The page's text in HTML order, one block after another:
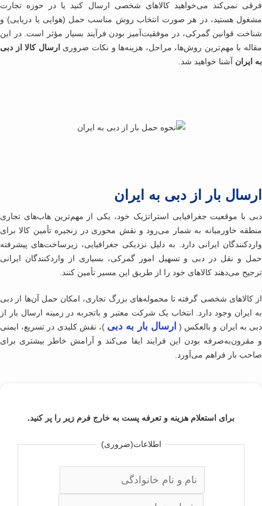
نمی‌کند می‌خواهید کالاهای شخصی ارسال کنید یا در حوزه تجارت
هستید، در هر صورت انتخاب روش مناسب حمل (هوایی یا دریایی) و
قوانین گمرکی، در موفقیت‌آمیز بودن فرآیند بسیار مؤثر است. در این
با مهم‌ترین روش‌ها، مراحل، هزینه‌ها و نکات ضروریارسال کالا از دبی
آشنا خواهید شد.
بار از دبی به ایران
با موقعیت جغرافیایی استراتژیک خود، یکی از مهم‌ترین هاب‌های تجاری
خاورمیانه به شمار می‌رود و نقش محوری در زنجیره تأمین کالا برای
ایرانی دارد. به دلیل نزدیکی جغرافیایی، زیرساخت‌های پیشرفته
‌و نقل در دبی و تسهیل امور گمرکی، بسیاری از واردکنندگان ایرانی
می‌دهند کالاهای خود را از طریق این مسیر تأمین کنند.
کالاهای شخصی گرفته تا محموله‌های بزرگ تجاری، امکان حمل آن‌ها از دبی
ایران وجود دارد. انتخاب یک شرکت معتبر و با‌تجربه در زمینه ارسال بار از
به ایران و بالعکس ( ارسال بار به دبی)، نقش کلیدی در تسریع، ایمنی
بودن این فرایند ایفا می‌کند و آرامش خاطر بیشتری برای
بار فراهم می‌آورد.
برای استعلام هزینه و تعرفه پست به خارج فرم زیر را پر کنید.
اطلاعات(ضروری)